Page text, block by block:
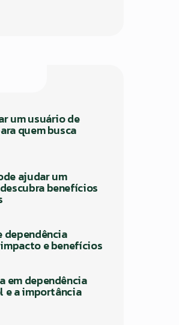
um usuário de
quem busca
ajudar um
benefícios
dependência
e benefícios
em dependência
e a importância